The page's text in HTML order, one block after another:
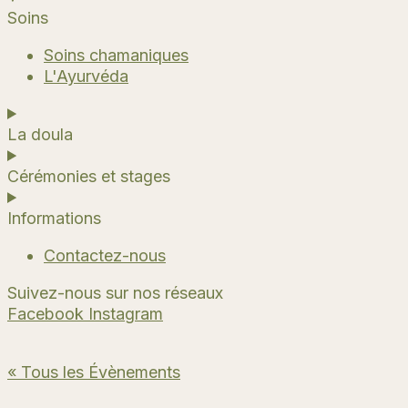
Soins
Soins chamaniques
L'Ayurvéda
La doula
Cérémonies et stages
Informations
Contactez-nous
Suivez-nous sur nos réseaux
Facebook Instagram
« Tous les Évènements